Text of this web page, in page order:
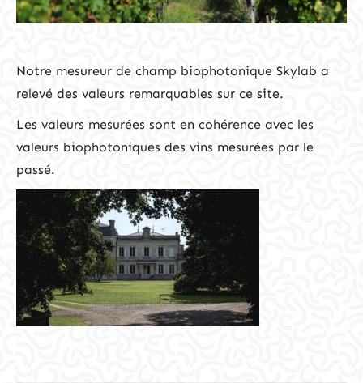
Notre mesureur de champ biophotonique Skylab a
relevé des valeurs remarquables sur ce site.
Les valeurs mesurées sont en cohérence avec les
valeurs biophotoniques des vins mesurées par le
passé.